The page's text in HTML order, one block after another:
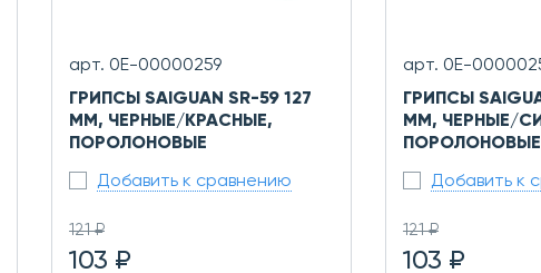
арт. 0Е-00000259
ГРИПСЫ SAIGUAN SR-59 127
ММ, ЧЕРНЫЕ/КРАСНЫЕ,
ПОРОЛОНОВЫЕ
Добавить к сравнению
121 ₽
103 ₽
арт. 0Е-
ГРИПСЫ
ММ, ЧЕРНЫЕ/
ПОРОЛОНОВЫЕ
Добавить к
121 ₽
103 ₽